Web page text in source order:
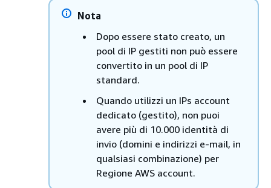
Nota
Dopo essere stato creato, un
pool di IP gestiti non può essere
convertito in un pool di IP
standard.
Quando utilizzi un IPs account
dedicato (gestito), non puoi
avere più di 10.000 identità di
invio (domini e indirizzi e-mail, in
qualsiasi combinazione) per
Regione AWS account.